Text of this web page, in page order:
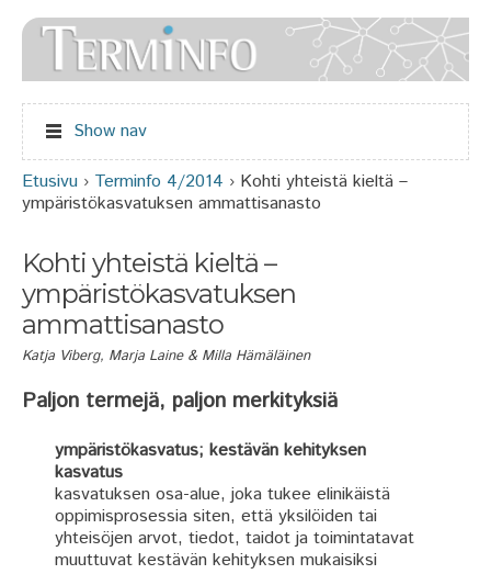
Jump to navigation
Show nav
Olet täällä
Etusivu › Terminfo 4/2014 › Kohti yhteistä kieltä –
ympäristökasvatuksen ammattisanasto
Kohti yhteistä kieltä –
ympäristökasvatuksen
ammattisanasto
Katja Viberg, Marja Laine & Milla Hämäläinen
Paljon termejä, paljon merkityksiä
ympäristökasvatus; kestävän kehityksen
kasvatus
kasvatuksen osa-alue, joka tukee elinikäistä
oppimisprosessia siten, että yksilöiden tai
yhteisöjen arvot, tiedot, taidot ja toimintatavat
muuttuvat kestävän kehityksen mukaisiksi